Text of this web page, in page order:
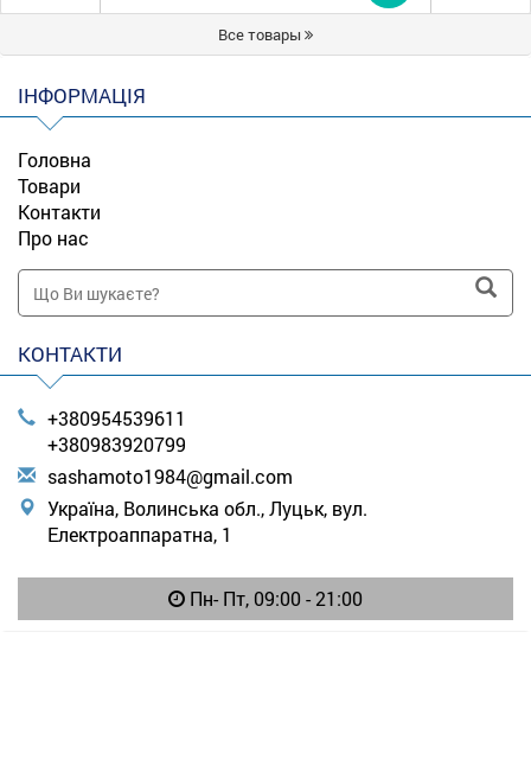
Купити
Все товары
ІНФОРМАЦІЯ
Головна
Товари
Контакти
Про нас
КОНТАКТИ
+380954539611
+380983920799
sashamoto1984@gmail.com
Україна, Волинська обл., Луцьк, вул.
Електроаппаратна, 1
Пн- Пт, 09:00 - 21:00